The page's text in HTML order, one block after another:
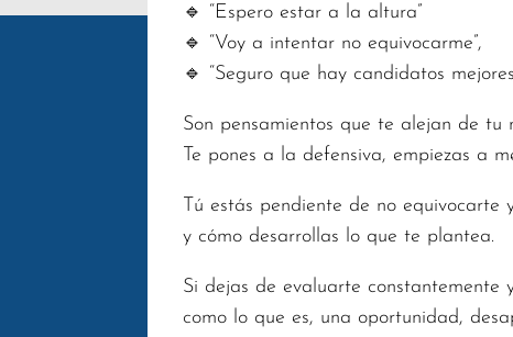
🔹 “Espero estar a la altura”
🔹 “Voy a intentar no equivocarme”,
🔹 “Seguro que hay candidatos
Son pensamientos que te alejan de tu
Te pones a la defensiva, empiezas a
Tú estás pendiente de no equivocarte
y cómo desarrollas lo que te plantea.
Si dejas de evaluarte constantemente
como lo que es, una oportunidad,